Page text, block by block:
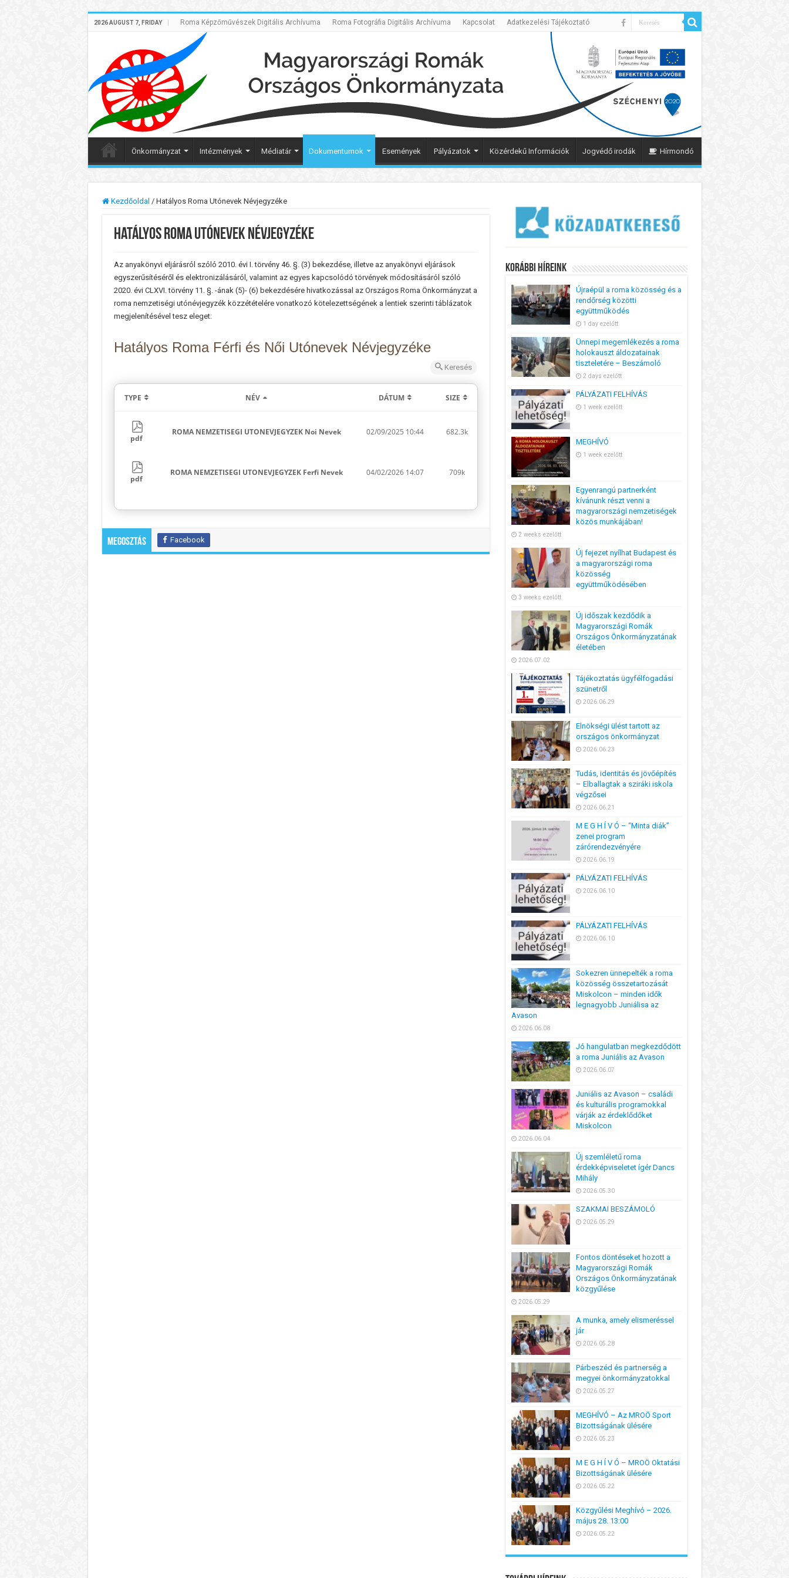
2026 AUGUST 7, FRIDAY Roma Képzőművészek Digitális Archívuma Roma Fotográfia Digitális Archívuma Kapcsolat Adatkezelési Tájékoztató
Önkormányzat Intézmények Médiatár Dokumentumok Események Pályázatok Közérdekű Információk Jogvédő irodák Hírmondó
Kezdőoldal / Hatályos Roma Utónevek Névjegyzéke
Hatályos Roma Utónevek Névjegyzéke
Az anyakönyvi eljárásról szóló 2010. évi I. törvény 46. §. (3) bekezdése, illetve az anyakönyvi eljárások
egyszerűsítéséről és elektronizálásáról, valamint az egyes kapcsolódó törvények módosításáról szóló
2020. évi CLXVI. törvény 11. §. -ának (5)- (6) bekezdésére hivatkozással az Országos Roma Önkormányzat a
roma nemzetiségi utónévjegyzék közzétételére vonatkozó kötelezettségének a lentiek szerinti táblázatok
megjelenítésével tesz eleget:
Hatályos Roma Férfi és Női Utónevek Névjegyzéke
Keresés
TYPE NÉV DÁTUM SIZE
pdf
ROMA NEMZETISEGI UTONEVJEGYZEK Noi Nevek 02/09/2025 10:44 682.3k
pdf
ROMA NEMZETISEGI UTONEVJEGYZEK Ferfi Nevek 04/02/2026 14:07 709k
Megosztás Facebook
Korábbi Híreink
Újraépül a roma közösség és a
rendőrség közötti
együttműködés
1 day ezelőtt
Ünnepi megemlékezés a roma
holokauszt áldozatainak
tiszteletére – Beszámoló
2 days ezelőtt
PÁLYÁZATI FELHÍVÁS
1 week ezelőtt
MEGHÍVÓ
1 week ezelőtt
Egyenrangú partnerként
kívánunk részt venni a
magyarországi nemzetiségek
közös munkájában!
2 weeks ezelőtt
Új fejezet nyílhat Budapest és
a magyarországi roma
közösség
együttműködésében
3 weeks ezelőtt
Új időszak kezdődik a
Magyarországi Romák
Országos Önkormányzatának
életében
2026.07.02
Tájékoztatás ügyfélfogadási
szünetről
2026.06.29
Elnökségi ülést tartott az
országos önkormányzat
2026.06.23
Tudás, identitás és jövőépítés
– Elballagtak a sziráki iskola
végzősei
2026.06.21
M E G H Í V Ó – “Minta diák”
zenei program
zárórendezvényére
2026.06.19
PÁLYÁZATI FELHÍVÁS
2026.06.10
PÁLYÁZATI FELHÍVÁS
2026.06.10
Sokezren ünnepelték a roma
közösség összetartozását
Miskolcon – minden idők
legnagyobb Juniálisa az
Avason
2026.06.08
Jó hangulatban megkezdődött
a roma Juniális az Avason
2026.06.07
Juniális az Avason – családi
és kulturális programokkal
várják az érdeklődőket
Miskolcon
2026.06.04
Új szemléletű roma
érdekképviseletet ígér Dancs
Mihály
2026.05.30
SZAKMAI BESZÁMOLÓ
2026.05.29
Fontos döntéseket hozott a
Magyarországi Romák
Országos Önkormányzatának
közgyűlése
2026.05.29
A munka, amely elismeréssel
jár
2026.05.28
Párbeszéd és partnerség a
megyei önkormányzatokkal
2026.05.27
MEGHÍVÓ – Az MROÖ Sport
Bizottságának ülésére
2026.05.23
M E G H Í V Ó – MROÖ Oktatási
Bizottságának ülésére
2026.05.22
Közgyűlési Meghívó – 2026.
május 28. 13:00
2026.05.22